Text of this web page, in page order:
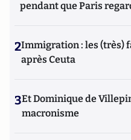
pendant que Paris
2Immigration : les (très)
après Ceuta
3Et Dominique de
macronisme